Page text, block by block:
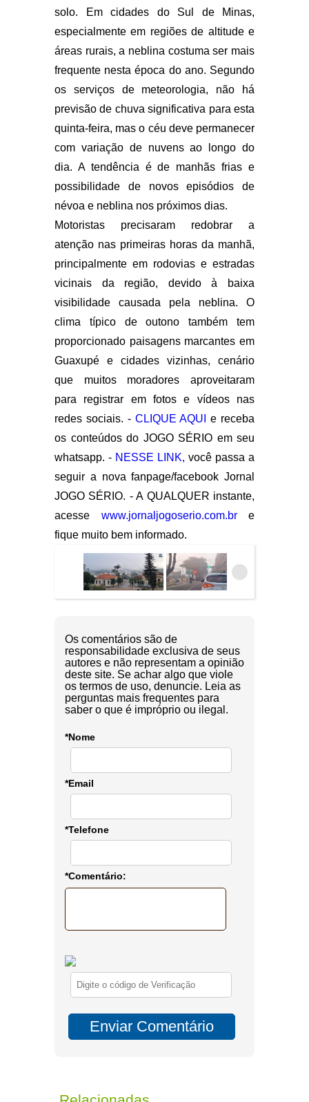
solo. Em cidades do Sul de Minas,
especialmente em regiões de altitude e
áreas rurais, a neblina costuma ser mais
frequente nesta época do ano. Segundo
os serviços de meteorologia, não há
previsão de chuva significativa para esta
quinta-feira, mas o céu deve permanecer
com variação de nuvens ao longo do
dia. A tendência é de manhãs frias e
possibilidade de novos episódios de
névoa e neblina nos próximos dias.
Motoristas precisaram redobrar a
atenção nas primeiras horas da manhã,
principalmente em rodovias e estradas
vicinais da região, devido à baixa
visibilidade causada pela neblina. O
clima típico de outono também tem
proporcionado paisagens marcantes em
Guaxupé e cidades vizinhas, cenário
que muitos moradores aproveitaram
para registrar em fotos e vídeos nas
redes sociais. - CLIQUE AQUI
e receba
os conteúdos do JOGO SÉRIO em seu
whatsapp. - NESSE LINK, você passa a
seguir a nova fanpage/facebook Jornal
JOGO SÉRIO. - A QUALQUER instante,
acesse www.jornaljogoserio.com.bre
fique muito bem informado.
Os comentários são de
responsabilidade exclusiva de seus
autores e não representam a opinião
deste site. Se achar algo que viole
os termos de uso, denuncie. Leia as
perguntas mais frequentes para
saber o que é impróprio ou ilegal.
*Nome
*Email
*Telefone
*Comentário: